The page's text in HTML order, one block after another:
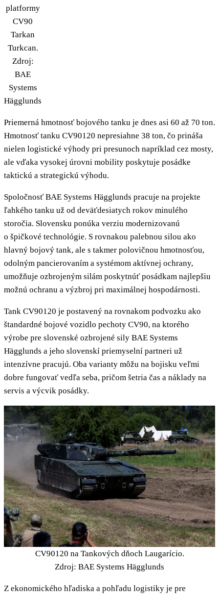
platformy
CV90
Tarkan
Turkcan.
Zdroj:
BAE
Systems
Hägglunds
Priemerná hmotnosť bojového tanku je dnes asi 60 až 70 ton.
Hmotnosť tanku CV90120 nepresiahne 38 ton, čo prináša
nielen logistické výhody pri presunoch napríklad cez mosty,
ale vďaka vysokej úrovni mobility poskytuje posádke
taktickú a strategickú výhodu.
Spoločnosť BAE Systems Hägglunds pracuje na projekte
ľahkého tanku už od deväťdesiatych rokov minulého
storočia. Slovensku ponúka verziu modernizovanú
o špičkové technológie. S rovnakou palebnou silou ako
hlavný bojový tank, ale s takmer polovičnou hmotnosťou,
odolným pancierovaním a systémom aktívnej ochrany,
umožňuje ozbrojeným silám poskytnúť posádkam najlepšiu
možnú ochranu a výzbroj pri maximálnej hospodárnosti.
Tank CV90120 je postavený na rovnakom podvozku ako
štandardné bojové vozidlo pechoty CV90, na ktorého
výrobe pre slovenské ozbrojené sily BAE Systems
Hägglunds a jeho slovenskí priemyselní partneri už
intenzívne pracujú. Oba varianty môžu na bojisku veľmi
dobre fungovať vedľa seba, pričom šetria čas a náklady na
servis a výcvik posádky.
CV90120 na Tankových dňoch Laugarício.
Zdroj: BAE Systems Hägglunds
Z ekonomického hľadiska a pohľadu logistiky je pre